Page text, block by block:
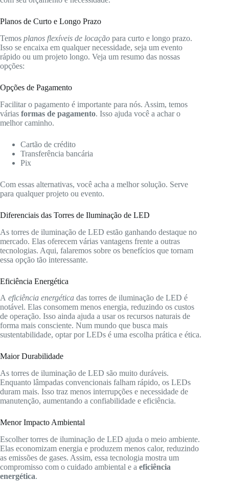
Planos de Curto e Longo Prazo
Temos planos flexíveis de locação para curto e longo prazo.
Isso se encaixa em qualquer necessidade, seja um evento
rápido ou um projeto longo. Veja um resumo das nossas
opções:
Opções de Pagamento
Facilitar o pagamento é importante para nós. Assim, temos
várias formas de pagamento. Isso ajuda você a achar o
melhor caminho.
Cartão de crédito
Transferência bancária
Pix
Com essas alternativas, você acha a melhor solução. Serve
para qualquer projeto ou evento.
Diferenciais das Torres de Iluminação de LED
As torres de iluminação de LED estão ganhando destaque no
mercado. Elas oferecem várias vantagens frente a outras
tecnologias. Aqui, falaremos sobre os benefícios que tornam
essa opção tão interessante.
Eficiência Energética
A eficiência energética das torres de iluminação de LED é
notável. Elas consomem menos energia, reduzindo os custos
de operação. Isso ainda ajuda a usar os recursos naturais de
forma mais consciente. Num mundo que busca mais
sustentabilidade, optar por LEDs é uma escolha prática e ética.
Maior Durabilidade
As torres de iluminação de LED são muito duráveis.
Enquanto lâmpadas convencionais falham rápido, os LEDs
duram mais. Isso traz menos interrupções e necessidade de
manutenção, aumentando a confiabilidade e eficiência.
Menor Impacto Ambiental
Escolher torres de iluminação de LED ajuda o meio ambiente.
Elas economizam energia e produzem menos calor, reduzindo
as emissões de gases. Assim, essa tecnologia mostra um
compromisso com o cuidado ambiental e a eficiência
energética.